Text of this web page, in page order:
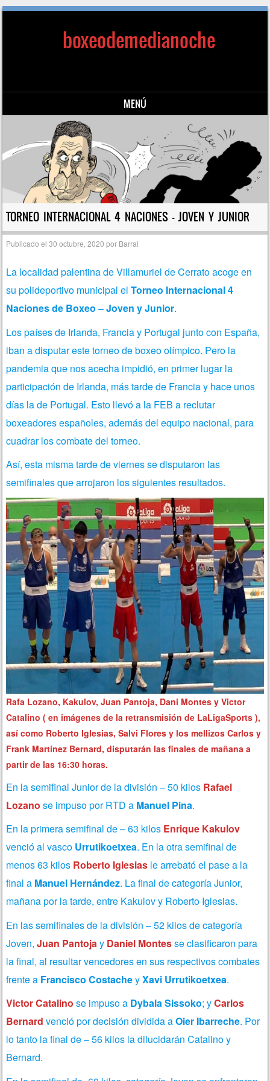
boxeodemedianoche
MENÚ
Saltar al contenido
TORNEO INTERNACIONAL 4 NACIONES – JOVEN Y JUNIOR
Publicado el30 octubre, 2020 por Barral
La localidad palentina de Villamuriel de Cerrato acoge en
su polideportivo municipal elTorneo Internacional 4
Naciones de Boxeo – Joven y Junior.
Los países de Irlanda, Francia y Portugal junto con España,
iban a disputar este torneo de boxeo olímpico. Pero la
pandemia que nos acecha impidió, en primer lugar la
participación de Irlanda, más tarde de Francia y hace unos
días la de Portugal. Esto llevó a la FEB a reclutar
boxeadores españoles, además del equipo nacional, para
cuadrar los combate del torneo.
Así, esta misma tarde de viernes se disputaron las
semifinales que arrojaron los siguientes resultados.
Rafa Lozano, Kakulov, Juan Pantoja, Dani Montes y Victor
Catalino ( en imágenes de la retransmisión de LaLigaSports ),
así como Roberto Iglesias, Salvi Flores y los mellizos Carlos y
Frank Martínez Bernard, disputarán las finales de mañana a
partir de las 16:30 horas.
En la semifinal Junior de la división – 50 kilos Rafael
Lozano se impuso por RTD a Manuel Pina.
En la primera semifinal de – 63 kilos Enrique Kakulov
venció al vasco Urrutikoetxea. En la otra semifinal de
menos 63 kilos Roberto Iglesias le arrebató el pase a la
final a Manuel Hernández. La final de categoría Junior,
mañana por la tarde, entre Kakulov y Roberto Iglesias.
En las semifinales de la división – 52 kilos de categoría
Joven,Juan Pantojay Daniel Montesse clasificaron para
la final, al resultar vencedores en sus respectivos combates
frente a Francisco CostacheyXavi Urrutikoetxea.
Victor Catalino se impuso a Dybala Sissoko; yCarlos
Bernard venció por decisión dividida aOier Ibarreche. Por
lo tanto la final de – 56 kilos la dilucidarán Catalino y
Bernard.